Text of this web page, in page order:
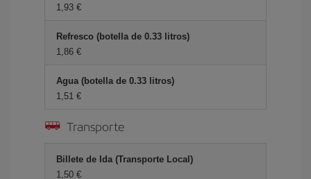
1,93
Refresco (botella de 0.33 litros)
1,86
Agua (botella de 0.33 litros)
1,51
Transporte
Billete de Ida (Transporte Local)
1,50